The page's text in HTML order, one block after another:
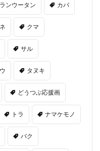
ンウータン カバ
クマ
サル
タヌキ
どうつぶ応援画
トラ ナマケモノ
バク